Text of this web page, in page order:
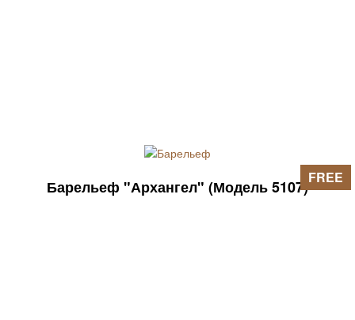
Барельеф "Архангел" (Модель 5107)FREE